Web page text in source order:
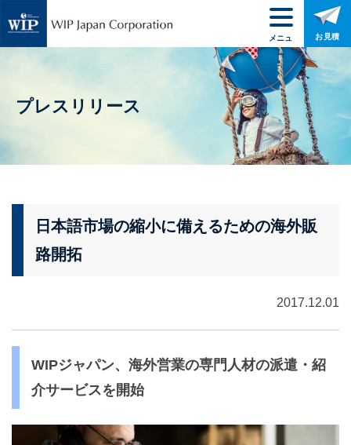
プレスリリース
日本語市場の縮小に備えるための海外販
路開拓
2017.12.01
WIPジャパン、海外営業の専門人材の派遣・紹
介サービスを開始
メニュ
ー
お見積